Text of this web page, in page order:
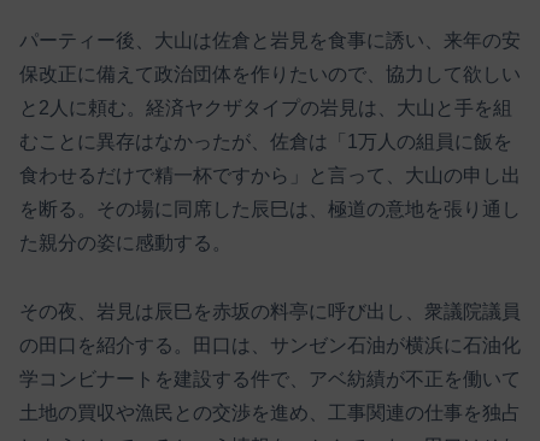
パーティー後、大山は佐倉と岩見を食事に誘い、来年の安
保改正に備えて政治団体を作りたいので、協力して欲しい
と2人に頼む。経済ヤクザタイプの岩見は、大山と手を組
むことに異存はなかったが、佐倉は「1万人の組員に飯を
食わせるだけで精一杯ですから」と言って、大山の申し出
を断る。その場に同席した辰巳は、極道の意地を張り通し
た親分の姿に感動する。
その夜、岩見は辰巳を赤坂の料亭に呼び出し、衆議院議員
の田口を紹介する。田口は、サンゼン石油が横浜に石油化
学コンビナートを建設する件で、アベ紡績が不正を働いて
土地の買収や漁民との交渉を進め、工事関連の仕事を独占